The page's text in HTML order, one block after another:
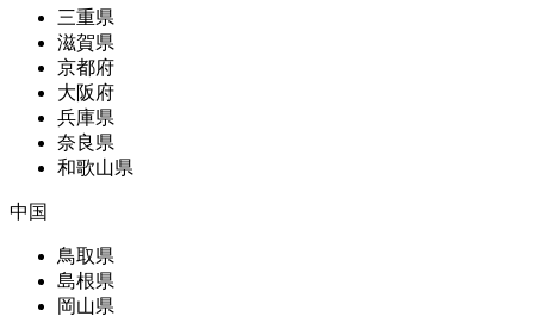
三重県
滋賀県
京都府
大阪府
兵庫県
奈良県
和歌山県
中国
鳥取県
島根県
岡山県